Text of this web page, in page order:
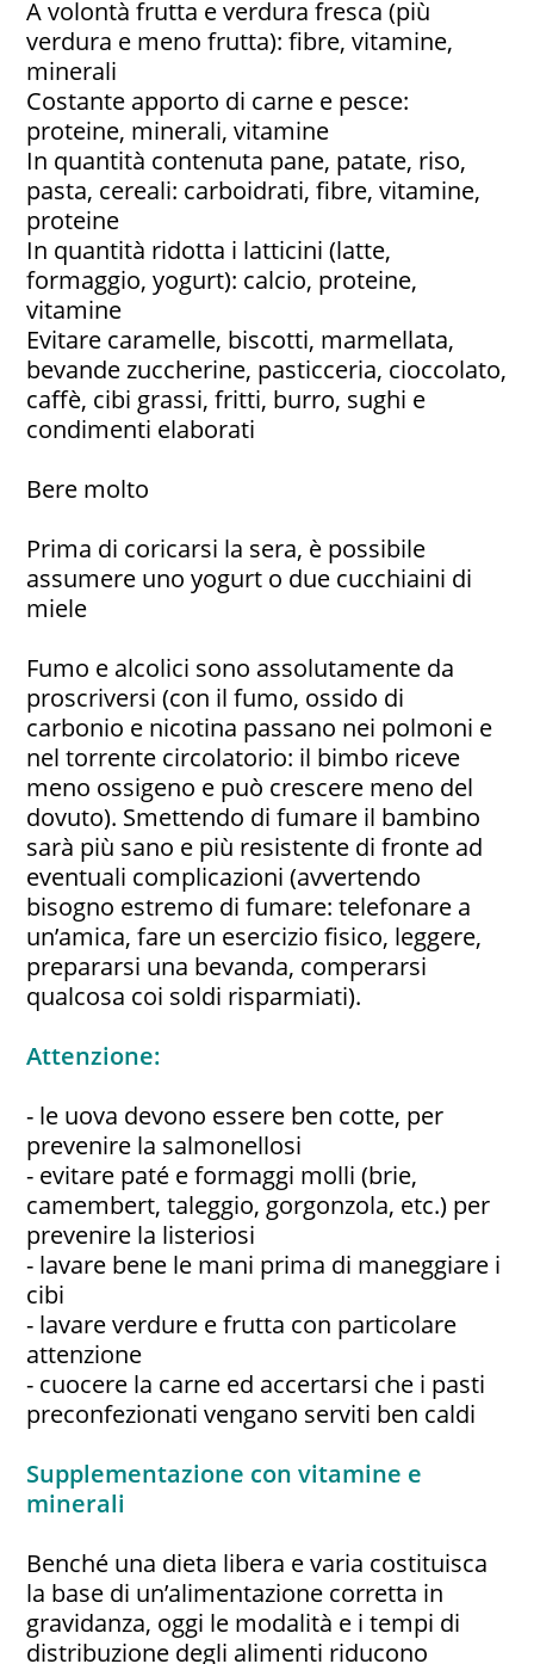
A volontà frutta e verdura fresca (più
verdura e meno frutta): fibre, vitamine,
minerali
Costante apporto di carne e pesce:
proteine, minerali, vitamine
In quantità contenuta pane, patate, riso,
pasta, cereali: carboidrati, fibre, vitamine,
proteine
In quantità ridotta i latticini (latte,
formaggio, yogurt): calcio, proteine,
vitamine
Evitare caramelle, biscotti, marmellata,
bevande zuccherine, pasticceria, cioccolato,
caffè, cibi grassi, fritti, burro, sughi e
condimenti elaborati
Bere molto
Prima di coricarsi la sera, è possibile
assumere uno yogurt o due cucchiaini di
miele
Fumo e alcolici sono assolutamente da
proscriversi (con il fumo, ossido di
carbonio e nicotina passano nei polmoni e
nel torrente circolatorio: il bimbo riceve
meno ossigeno e può crescere meno del
dovuto). Smettendo di fumare il bambino
sarà più sano e più resistente di fronte ad
eventuali complicazioni (avvertendo
bisogno estremo di fumare: telefonare a
un’amica, fare un esercizio fisico, leggere,
prepararsi una bevanda, comperarsi
qualcosa coi soldi risparmiati).
Attenzione:
- le uova devono essere ben cotte, per
prevenire la salmonellosi
- evitare paté e formaggi molli (brie,
camembert, taleggio, gorgonzola, etc.) per
prevenire la listeriosi
- lavare bene le mani prima di maneggiare i
cibi
- lavare verdure e frutta con particolare
attenzione
- cuocere la carne ed accertarsi che i pasti
preconfezionati vengano serviti ben caldi
Supplementazione con vitamine e
minerali
Benché una dieta libera e varia costituisca
la base di un’alimentazione corretta in
gravidanza, oggi le modalità e i tempi di
distribuzione degli alimenti riducono